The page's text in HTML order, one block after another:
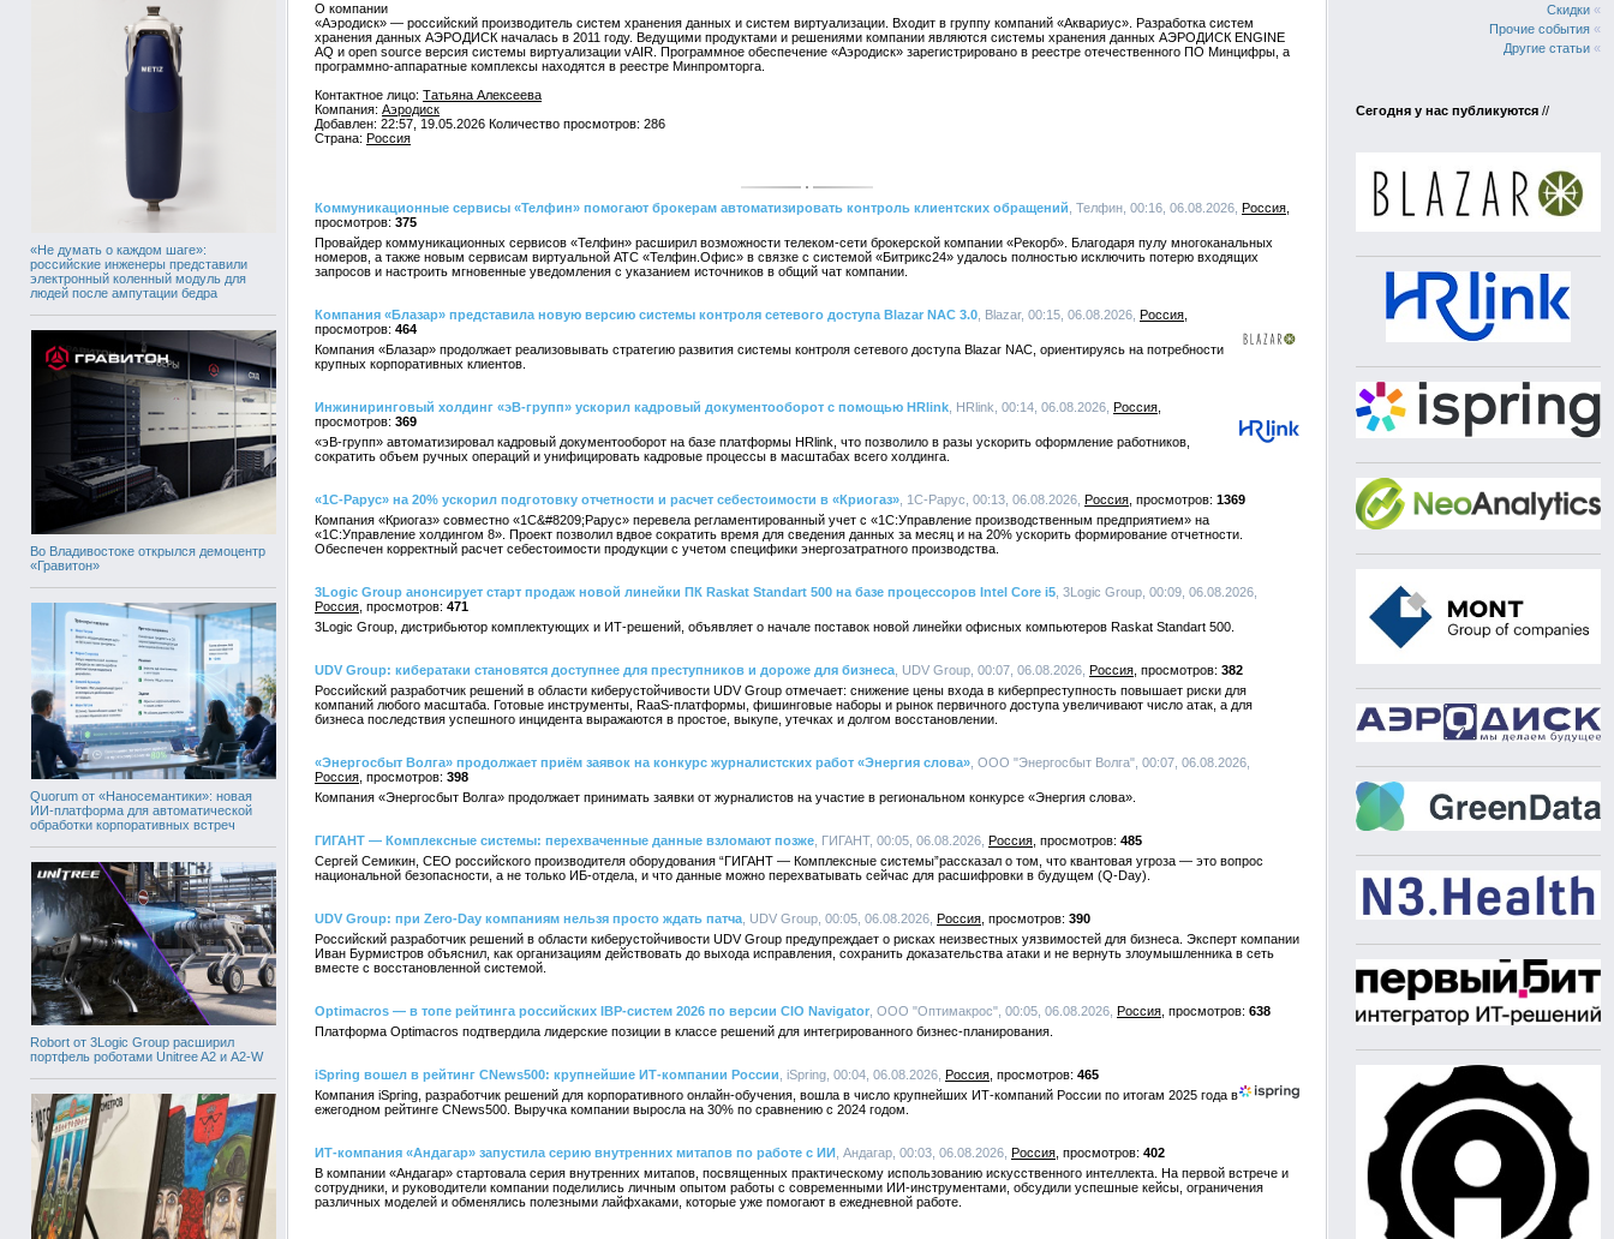
«Не думать о каждом шаге»:
российские инженеры представили
электронный коленный модуль для
людей после ампутации бедра
Во Владивостоке открылся демоцентр
«Гравитон»
Quorum от «Наносемантики»: новая
ИИ-платформа для автоматической
обработки корпоративных встреч
Robort от 3Logic Group расширил
портфель роботами Unitree A2 и A2-W
О компании
«Аэродиск» — российский производитель систем хранения данных и систем виртуализации. Входит в группу компаний «Аквариус». Разработка систем
хранения данных АЭРОДИСК началась в 2011 году. Ведущими продуктами и решениями компании являются системы хранения данных АЭРОДИСК ENGINE
AQ и open source версия системы виртуализации vAIR. Программное обеспечение «Аэродиск» зарегистрировано в реестре отечественного ПО Минцифры, а
программно-аппаратные комплексы находятся в реестре Минпромторга.
Контактное лицо: Татьяна Алексеева
Компания: Аэродиск
Добавлен: 22:57, 19.05.2026 Количество просмотров: 286
Страна: Россия
Коммуникационные сервисы «Телфин» помогают брокерам автоматизировать контроль клиентских обращений , Телфин, 00:16, 06.08.2026, Россия
375
Провайдер коммуникационных сервисов «Телфин» расширил возможности телеком-сети брокерской компании «Рекорб». Благодаря пулу многоканальных
номеров, а также новым сервисам виртуальной АТС «Телфин.Офис» в связке с системой «Битрикс24» удалось полностью исключить потерю входящих
запросов и настроить мгновенные уведомления с указанием источников в общий чат компании.
Компания «Блазар» представила новую версию системы контроля сетевого доступа Blazar NAC 3.0 , Blazar, 00:15, 06.08.2026, Россия
464
Компания «Блазар» продолжает реализовывать стратегию развития системы контроля сетевого доступа Blazar NAC, ориентируясь на потребности
крупных корпоративных клиентов.
Инжиниринговый холдинг «эВ-групп» ускорил кадровый документооборот с помощью HRlink , HRlink, 00:14, 06.08.2026, Россия
369
«эВ-групп» автоматизировал кадровый документооборот на базе платформы HRlink, что позволило в разы ускорить оформление работников,
сократить объем ручных операций и унифицировать кадровые процессы в масштабах всего холдинга.
«1С-Рарус» на 20% ускорил подготовку отчетности и расчет себестоимости в «Криогаз» , 1С-Рарус, 00:13, 06.08.2026, Россия
1369
Компания «Криогаз» совместно «1С&#8209;Рарус» перевела регламентированный учет с «1С:Управление производственным предприятием» на
«1С:Управление холдингом 8». Проект позволил вдвое сократить время для сведения данных за месяц и на 20% ускорить формирование отчетности.
Обеспечен корректный расчет себестоимости продукции с учетом специфики энергозатратного производства.
3Logic Group анонсирует старт продаж новой линейки ПК Raskat Standart 500 на базе процессоров Intel Core i5 , 3Logic Group, 00:09, 06.08.2026,
Россия
471
3Logic Group, дистрибьютор комплектующих и ИТ-решений, объявляет о начале поставок новой линейки офисных компьютеров Raskat Standart 500.
UDV Group: кибератаки становятся доступнее для преступников и дороже для бизнеса , UDV Group, 00:07, 06.08.2026, Россия
382
Российский разработчик решений в области киберустойчивости UDV Group отмечает: снижение цены входа в киберпреступность повышает риски для
компаний любого масштаба. Готовые инструменты, RaaS-платформы, фишинговые наборы и рынок первичного доступа увеличивают число атак, а для
бизнеса последствия успешного инцидента выражаются в простое, выкупе, утечках и долгом восстановлении.
«Энергосбыт Волга» продолжает приём заявок на конкурс журналистских работ «Энергия слова» , ООО "Энергосбыт Волга", 00:07, 06.08.2026,
Россия
398
Компания «Энергосбыт Волга» продолжает принимать заявки от журналистов на участие в региональном конкурсе «Энергия слова».
ГИГАНТ — Комплексные системы: перехваченные данные взломают позже , ГИГАНТ, 00:05, 06.08.2026, Россия
485
Сергей Семикин, СЕО российского производителя оборудования “ГИГАНТ — Комплексные системы”рассказал о том, что квантовая угроза — это вопрос
национальной безопасности, а не только ИБ-отдела, и что данные можно перехватывать сейчас для расшифровки в будущем (Q-Day).
UDV Group: при Zero-Day компаниям нельзя просто ждать патча , UDV Group, 00:05, 06.08.2026, Россия
390
Российский разработчик решений в области киберустойчивости UDV Group предупреждает о рисках неизвестных уязвимостей для бизнеса. Эксперт компании
Иван Бурмистров объяснил, как организациям действовать до выхода исправления, сохранить доказательства атаки и не вернуть злоумышленника в сеть
вместе с восстановленной системой.
Optimacros — в топе рейтинга российских IBP-систем 2026 по версии CIO Navigator , ООО "Оптимакрос", 00:05, 06.08.2026, Россия
638
Платформа Optimacros подтвердила лидерские позиции в классе решений для интегрированного бизнес-планирования.
iSpring вошел в рейтинг CNews500: крупнейшие ИТ-компании России , iSpring, 00:04, 06.08.2026, Россия
465
Компания iSpring, разработчик решений для корпоративного онлайн-обучения, вошла в число крупнейших ИТ-компаний России по итогам 2025 года в
ежегодном рейтинге CNews500. Выручка компании выросла на 30% по сравнению с 2024 годом.
ИТ-компания «Андагар» запустила серию внутренних митапов по работе с ИИ , Андагар, 00:03, 06.08.2026, Россия
402
В компании «Андагар» стартовала серия внутренних митапов, посвященных практическому использованию искусственного интеллекта. На первой встрече и
сотрудники, и руководители компании поделились личным опытом работы с современными ИИ-инструментами, обсудили успешные кейсы, ограничения
различных моделей и обменялись полезными лайфхаками, которые уже помогают в ежедневной работе.
Скидки «
Прочие события «
Другие статьи «
Сегодня у нас публикуются //